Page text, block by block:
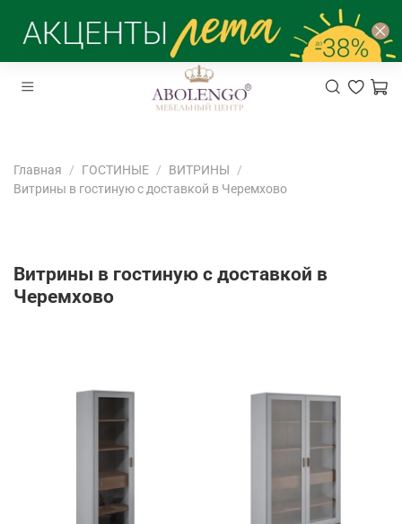
Главная ГОСТИНЫЕ
ВИТРИНЫ
Витрины в гостиную с доставкой в Черемхово
Витрины в гостиную с доставкой в
Черемхово